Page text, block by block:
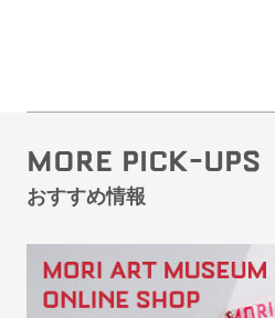
MORE PICK-UPS
おすすめ情報